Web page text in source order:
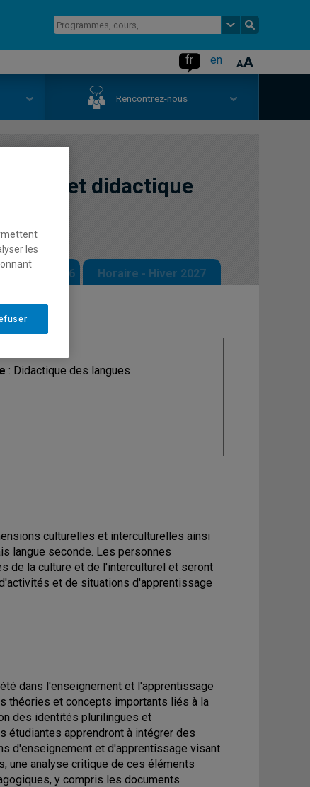
fr en
Rencontrez-nous
et didactique
2026 Horaire - Hiver 2027
: Didactique des langues
culturelles et interculturelles ainsi
langue seconde. Les personnes
de la culture et de l'interculturel et seront
et de situations d'apprentissage
dans l'enseignement et l'apprentissage
théories et concepts importants liés à la
des identités plurilingues et
étudiantes apprendront à intégrer des
d'enseignement et d'apprentissage visant
une analyse critique de ces éléments
y compris les documents
les